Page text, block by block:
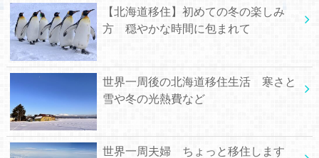
【北海道移住】初めての冬の楽しみ
方 穏やかな時間に包まれて
世界一周後の北海道移住生活 寒さと
雪や冬の光熱費など
世界一周夫婦 ちょっと移住します